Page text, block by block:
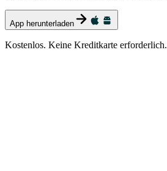
App herunterladen
Kostenlos. Keine Kreditkarte erforderlich.